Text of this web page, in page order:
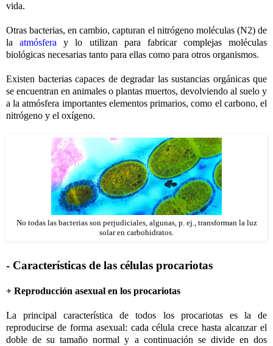
vida.
Otras bacterias, en cambio, capturan el nitrógeno moléculas (N2) de
laatmósfera y lo utilizan para fabricar complejas moléculas
biológicas necesarias tanto para ellas como para otros organismos.
Existen bacterias capaces de degradar las sustancias orgánicas que
se encuentran en animales o plantas muertos, devolviendo al suelo y
a la atmósfera importantes elementos primarios, como el carbono, el
nitrógeno y el oxígeno.
No todas las bacterias son perjudiciales, algunas, p. ej., transforman la luz
solar en carbohidratos.
- Características de las células procariotas
+ Reproducción asexual en los procariotas
La principal característica de todos los procariotas es la de
reproducirse de forma asexual: cada célula crece hasta alcanzar el
doble de su tamaño normal y a continuación se divide en dos